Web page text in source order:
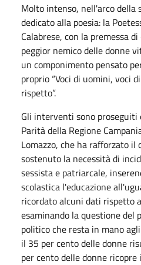
Molto intenso, nell'arco della
dedicato alla poesia: la
Calabrese, con la premessa
peggior nemico delle donne
un componimento pensato
proprio “Voci di uomini, voci
rispetto”.
Gli interventi sono proseguiti
Parità della Regione
Lomazzo, che ha rafforzato
sostenuto la necessità di
sessista e patriarcale,
scolastica l'educazione
ricordato alcuni dati rispetto
esaminando la questione del
politico che resta in mano
il 35 per cento delle donne
per cento delle donne ricopre